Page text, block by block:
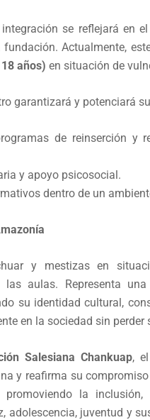
se reflejará en
Actualmente,
años) en situación de
garantizará y potenciará
de reinserción y
y apoyo psicosocial.
dentro de un
y mestizas en
aulas. Representa
su identidad cultural,
en la sociedad sin perder
Salesiana Chankuap, el
y reafirma su
promoviendo la
adolescencia, juventud y